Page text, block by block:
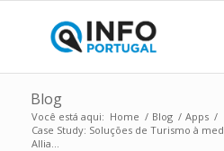
Blog
Você está aqui: Home / Blog / Apps /
Case Study: Soluções de Turismo à
Allia...